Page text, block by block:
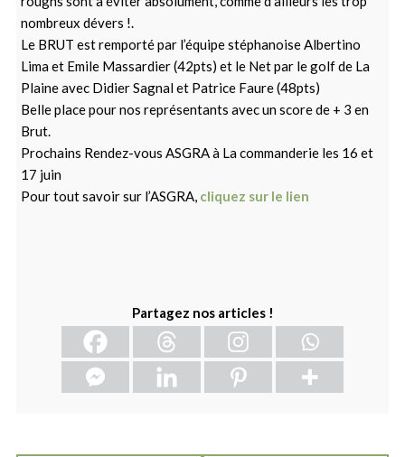
nombreux dévers !.
Le BRUT est remporté par l’équipe stéphanoise Albertino
Lima et Emile Massardier (42pts) et le Net par le golf de La
Plaine avec Didier Sagnal et Patrice Faure (48pts)
Belle place pour nos représentants avec un score de + 3 en
Brut.
Prochains Rendez-vous ASGRA à La commanderie les 16 et
17 juin
Pour tout savoir sur l’ASGRA, cliquez sur le lien
Partagez nos articles !